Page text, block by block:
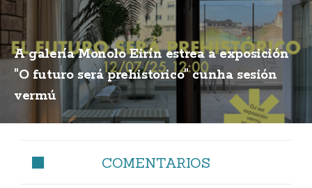
A galería Monolo Eirín estrea a exposición
"O futuro será prehistorico" cunha sesión
vermú
COMENTARIOS